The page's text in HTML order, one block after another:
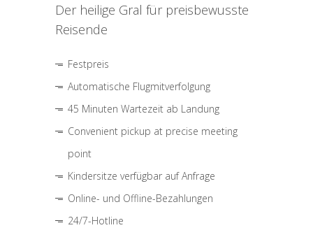
Der heilige Gral für preisbewusste
Reisende
Festpreis
Automatische Flugmitverfolgung
45 Minuten Wartezeit ab Landung
Convenient pickup at precise meeting
point
Kindersitze verfügbar auf Anfrage
Online- und Offline-Bezahlungen
24/7-Hotline